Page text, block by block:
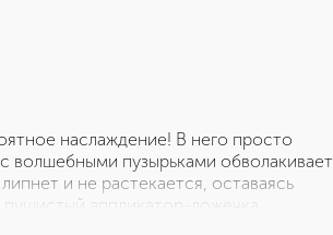
наслаждение! В него просто
волшебными пузырьками обволакивает
и не растекается, оставаясь
аппликатор-ложечка